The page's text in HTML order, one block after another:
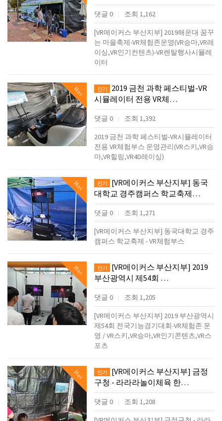
댓글 0 조회 1,162
[VR메이커스 부산지부] 2019해운대 꿈꾸
는 마을축제-VR체험존운영(VR승마,VR레
이싱,VR인기컨텐츠)-VR렌탈행사시뮬레
이터
Hot 인기
2019 금천 과학 페스티벌-VR
시뮬레이터 전용 VR체…
댓글 0 조회 1,392
2019 금천 과학 페스티벌-VR시뮬레이터
전용 VR체험부스 운영관리(VR스키,VR승
마,VR힐링,VR4D레이싱)
Hot 인기
[VR메이커스 부산지부] 동국
대학교 경주캠퍼스 학교축제…
댓글 0 조회 1,271
[VR메이커스 부산지부] 동국대학교 경주
캠퍼스 학교축제 - VR체험부스
Hot 인기
[VR메이커스 부산지부] 2019
부산광역시 제54회 …
댓글 0 조회 1,205
[VR메이커스 부산지부] 2019 부산광역시
제54회 전국기능경기대회-VR체험존 운
영 / VR스키,VR승마,VR인기콘텐츠,VR스
포츠
Hot 인기
[VR메이커스 부산지부] 금정
구청 - 라라라놀이체육 한…
댓글 0 조회 1,208